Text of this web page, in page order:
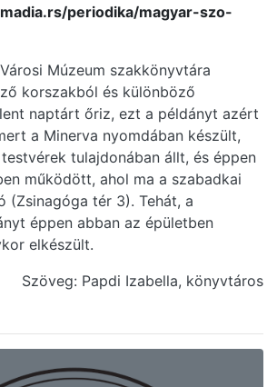
periodika/magyar-szo-
Múzeum szakkönyvtára
korszakból és különböző
naptárt őriz, ezt a példányt azért
a Minerva nyomdában készült,
tulajdonában állt, és éppen
működött, ahol ma a szabadkai
(Zsinagóga tér 3). Tehát, a
éppen abban az épületben
elkészült.
Szöveg: Papdi Izabella, könyvtáros